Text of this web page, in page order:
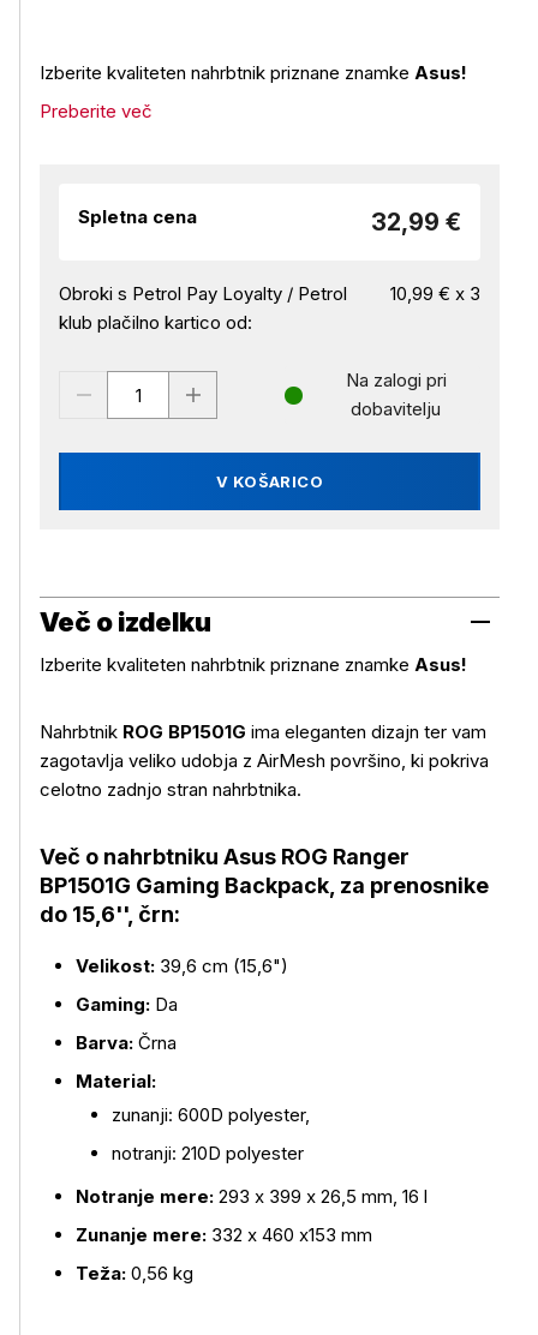
Izberite kvaliteten nahrbtnik priznane znamke Asus!
Preberite več
Spletna cena 32,99 €
Obroki s Petrol Pay Loyalty / Petrol
klub plačilno kartico od:
10,99 € x 3
V KOŠARICO
Na zalogi pri
dobavitelju
Več o izdelku
Več o izdelku
Izberite kvaliteten nahrbtnik priznane znamke Asus!
Nahrbtnik ROG BP1501G ima eleganten dizajn ter vam
zagotavlja veliko udobja z AirMesh površino, ki pokriva
celotno zadnjo stran nahrbtnika.
Več o nahrbtniku Asus ROG Ranger
BP1501G Gaming Backpack, za prenosnike
do 15,6'', črn:
Velikost: 39,6 cm (15,6")
Gaming: Da
Barva: Črna
Material:
zunanji: 600D polyester,
notranji: 210D polyester
Notranje mere: 293 x 399 x 26,5 mm, 16 l
Zunanje mere: 332 x 460 x153 mm
Teža: 0,56 kg